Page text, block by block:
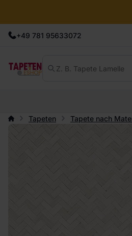
+49 781 95633072
Tapeten
Tapete nach